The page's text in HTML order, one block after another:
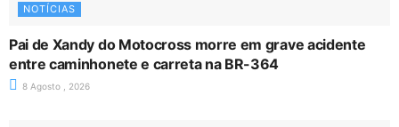
NOTÍCIAS
Pai de Xandy do Motocross morre em grave acidente
entre caminhonete e carreta na BR-364
8 Agosto , 2026